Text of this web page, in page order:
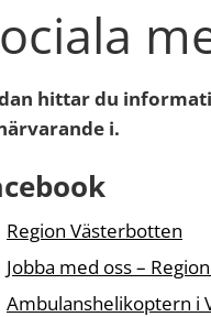
hittar du
i.
Region Västerbotten
Jobba med oss –
Ambulanshelikoptern i